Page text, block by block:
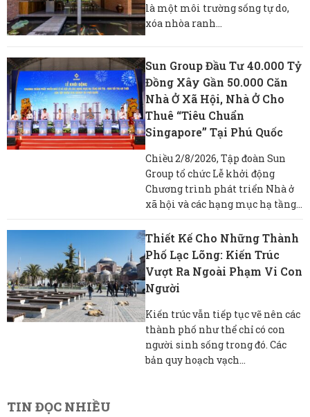
là một môi trường sống tự do,
xóa nhòa ranh...
Sun Group Đầu Tư 40.000 Tỷ
Đồng Xây Gần 50.000 Căn
Nhà Ở Xã Hội, Nhà Ở Cho
Thuê “tiêu Chuẩn
Singapore” Tại Phú Quốc
Chiều 2/8/2026, Tập đoàn Sun
Group tổ chức Lễ khởi động
Chương trình phát triển Nhà ở
xã hội và các hạng mục hạ tầng...
Thiết Kế Cho Những Thành
Phố Lạc Lõng: Kiến Trúc
Vượt Ra Ngoài Phạm Vi Con
Người
Kiến trúc vẫn tiếp tục vẽ nên các
thành phố như thể chỉ có con
người sinh sống trong đó. Các
bản quy hoạch vạch...
TIN ĐỌC NHIỀU